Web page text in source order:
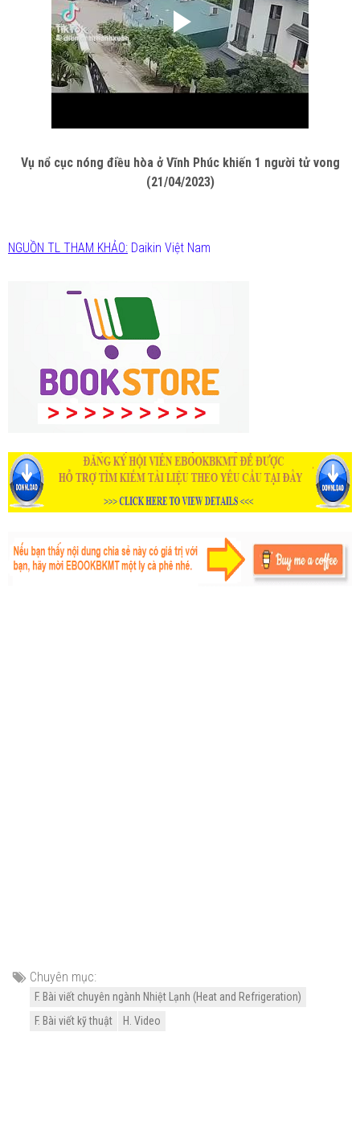
Vụ nổ cục nóng điều hòa ở Vĩnh Phúc khiến 1 người tử vong
(21/04/2023)
NGUỒN TL THAM KHẢO: Daikin Việt Nam
Chuyên mục:
F. Bài viết chuyên ngành Nhiệt Lạnh (Heat and Refrigeration)
F. Bài viết kỹ thuật
H. Video